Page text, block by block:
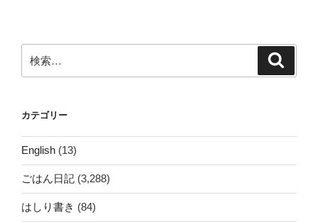
索:
カテゴリー
English (13)
ごはん日記 (3,288)
はしり書き (84)